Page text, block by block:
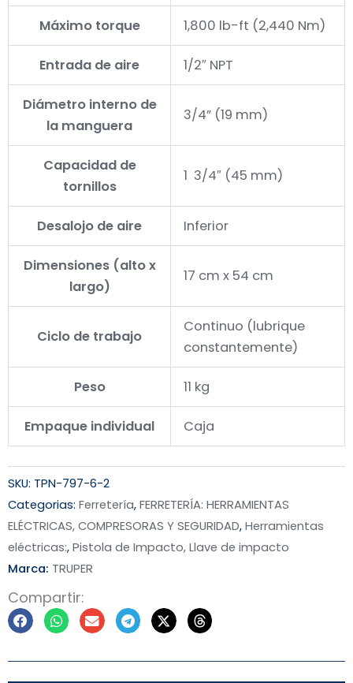
Máximo torque 1,800 lb-ft (2,440 Nm)
Entrada de aire 1/2″ NPT
Diámetro interno de
la manguera
3/4” (19 mm)
Capacidad de
tornillos
1 3/4″ (45 mm)
Desalojo de aire Inferior
Dimensiones (alto x
largo)
17 cm x 54 cm
Ciclo de trabajo
Continuo (lubrique
constantemente)
Peso 11 kg
Empaque individual Caja
SKU: TPN-797-6-2
Categorias: Ferretería,FERRETERÍA: HERRAMIENTAS
ELÉCTRICAS, COMPRESORAS Y SEGURIDAD,Herramientas
eléctricas:,Pistola de Impacto, Llave de impacto
Marca: TRUPER
Compartir: